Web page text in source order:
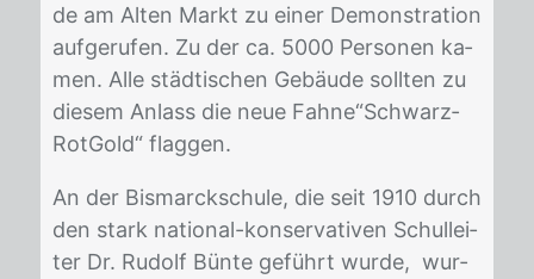
de am Al­ten Markt zu ei­ner De­mons­tra­ti­on
auf­ge­ru­fen. Zu der ca. 5000 Per­so­nen ka­
men. Alle städ­ti­schen Ge­bäu­de soll­ten zu
die­sem An­lass die neue Fah­ne“Schwarz­
Rot­Gold“ flag­gen.
An der Bis­marck­schu­le, die seit 1910 durch
den stark na­tio­nal-kon­ser­va­ti­ven Schul­lei­
ter Dr. Ru­dolf Bün­te ge­führt wur­de, wur­